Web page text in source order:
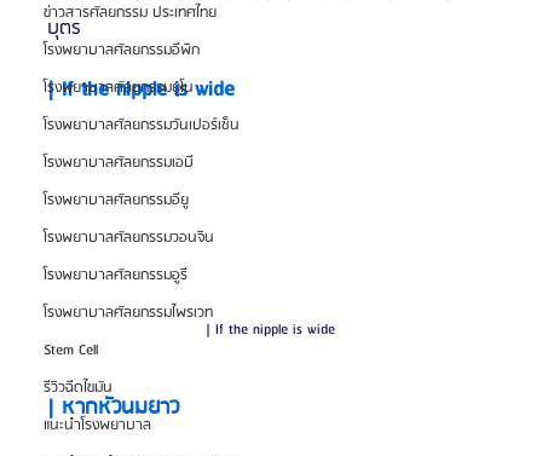
ข่าวสารศัลยกรรม ประเทศไทย
โรงพยาบาลศัลยกรรมอีพิก
โรงพยาบาลศัลยกรรมยูโน
โรงพยาบาลศัลยกรรมวันเปอร์เซ็น
โรงพยาบาลศัลยกรรมเอบี
โรงพยาบาลศัลยกรรมอียู
โรงพยาบาลศัลยกรรมวอนจิน
โรงพยาบาลศัลยกรรมอูรี
โรงพยาบาลศัลยกรรมไพรเวท
Stem Cell
รีวิวฉีดไขมัน
แนะนำโรงพยาบาล
บุตร
| If the nipple is wide
| If the nipple is wide
| หากหัวนมยาว